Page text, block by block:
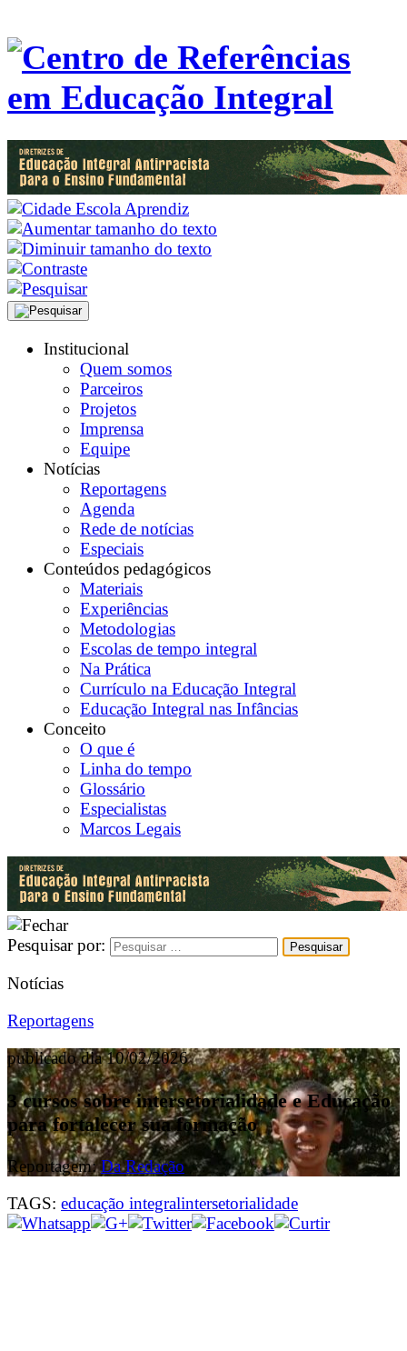
Institucional
Quem somos
Parceiros
Projetos
Imprensa
Equipe
Notícias
Reportagens
Agenda
Rede de notícias
Especiais
Conteúdos pedagógicos
Materiais
Experiências
Metodologias
Escolas de tempo integral
Na Prática
Currículo na Educação Integral
Educação Integral nas Infâncias
Conceito
O que é
Linha do tempo
Glossário
Especialistas
Marcos Legais
Pesquisar por:
Notícias
Reportagens
publicado dia 10/02/2026
3 cursos sobre intersetorialidade e Educação
para fortalecer sua formação
Reportagem:Da Redação
TAGS: educação integralintersetorialidade